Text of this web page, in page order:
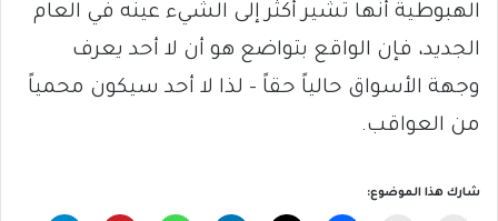
الهبوطية أنها تشير أكثر إلى الشيء عينه في العام
الجديد، فإن الواقع بتواضع هو أن لا أحد يعرف
وجهة الأسواق حالياً حقاً – لذا لا أحد سيكون محمياً
من العواقب.
شارك هذا الموضوع: